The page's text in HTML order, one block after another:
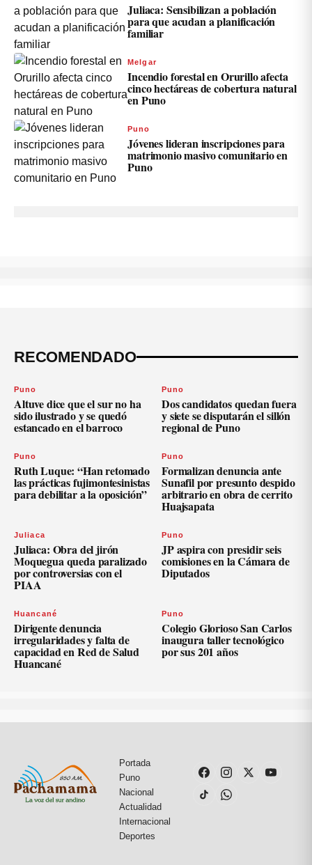
Juliaca: Sensibilizan a población
para que acudan a planificación
familiar
Melgar
Incendio forestal en Orurillo afecta
cinco hectáreas de cobertura natural
en Puno
Puno
Jóvenes lideran inscripciones para
matrimonio masivo comunitario en
Puno
RECOMENDADO
Puno
Altuve dice que el sur no ha
sido ilustrado y se quedó
estancado en el barroco
Puno
Dos candidatos quedan fuera
y siete se disputarán el sillón
regional de Puno
Puno
Ruth Luque: “Han retomado
las prácticas fujimontesinistas
para debilitar a la oposición”
Puno
Formalizan denuncia ante
Sunafil por presunto despido
arbitrario en obra de cerrito
Huajsapata
Juliaca
Juliaca: Obra del jirón
Moquegua queda paralizado
por controversias con el
PIAA
Puno
JP aspira con presidir seis
comisiones en la Cámara de
Diputados
Huancané
Dirigente denuncia
irregularidades y falta de
capacidad en Red de Salud
Huancané
Puno
Colegio Glorioso San Carlos
inaugura taller tecnológico
por sus 201 años
Portada
Puno
Nacional
Actualidad
Internacional
Deportes